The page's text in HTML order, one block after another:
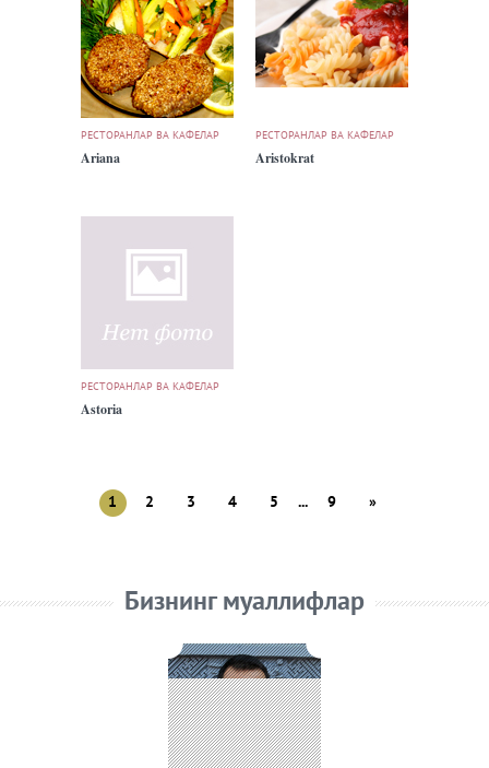
РЕСТОРАНЛАР ВА КАФЕЛАР
Ariana
РЕСТОРАНЛАР ВА КАФЕЛАР
Aristokrat
РЕСТОРАНЛАР ВА КАФЕЛАР
Astoria
1 2 3 4 5 ... 9 »
Бизнинг муаллифлар